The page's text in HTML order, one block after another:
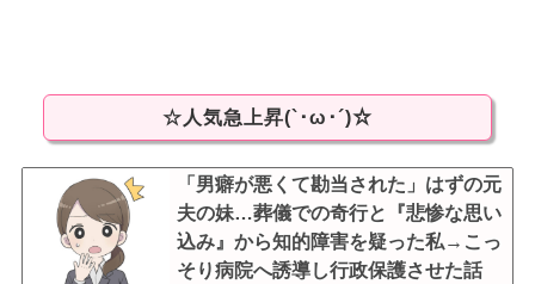
☆人気急上昇(`･ω･´)☆
「男癖が悪くて勘当された」はずの元
夫の妹…葬儀での奇行と『悲惨な思い
込み』から知的障害を疑った私→こっ
そり病院へ誘導し行政保護させた話